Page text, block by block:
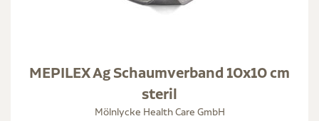
MEPILEX Ag Schaumverband 10x10 cm
steril
Mölnlycke Health Care GmbH